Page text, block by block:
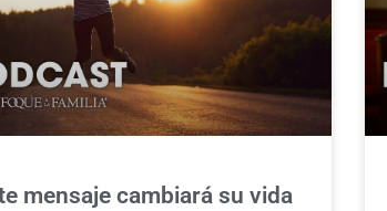
mensaje cambiará su vida